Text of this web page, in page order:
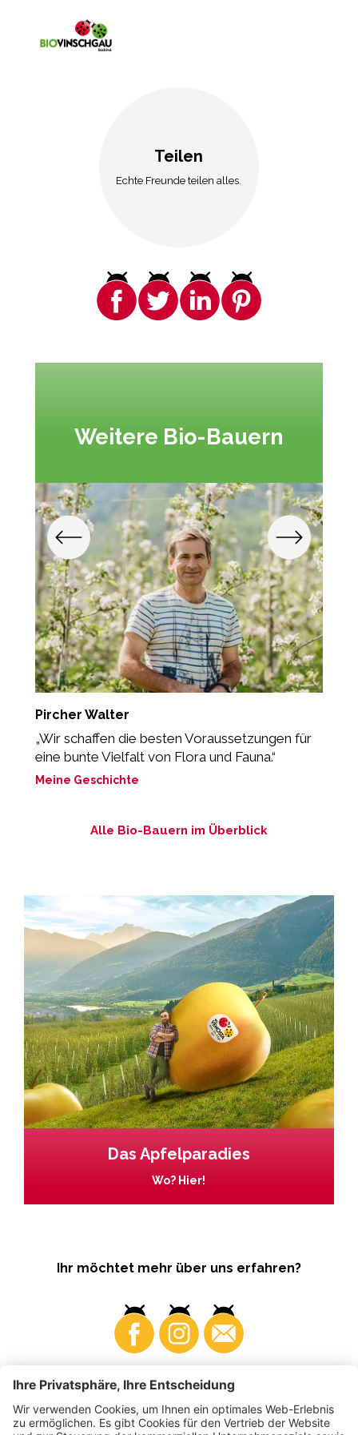
Teilen
Echte Freunde teilen alles.
Weitere Bio-Bauern
Pircher Walter
„Wir schaffen die besten Voraussetzungen für
eine bunte Vielfalt von Flora und Fauna.“
Meine Geschichte
Alle Bio-Bauern im Überblick
Das Apfelparadies
Wo? Hier!
Ihr möchtet mehr über uns erfahren?
Business Produzenten